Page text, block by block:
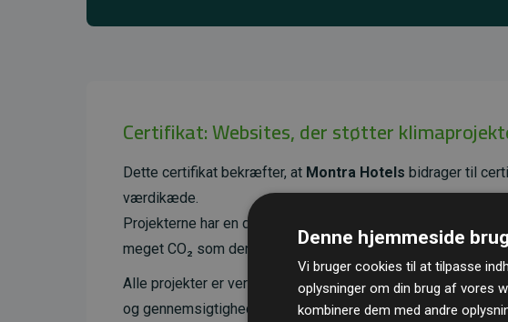
Certifikat: Websites, der støtter
Dette certifikat bekræfter, at Montra Hotels bidrager til
værdikæde.
Projekterne har en dokumenteret CO₂-reducerende effekt,
meget CO₂ som den estimerede udledning fra hjemmesiden.
Alle projekter er verificeret gennemGold Standard– en
og gennemsigtighed i klimainvesteringer. Du kan læse
Denne hjemmeside
Vi bruger cookies til at tilpasse
oplysninger om din brug af vores
kombinere dem med andre